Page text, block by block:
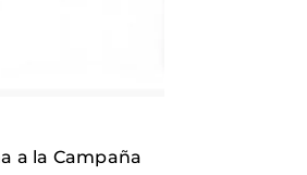
a la Campaña